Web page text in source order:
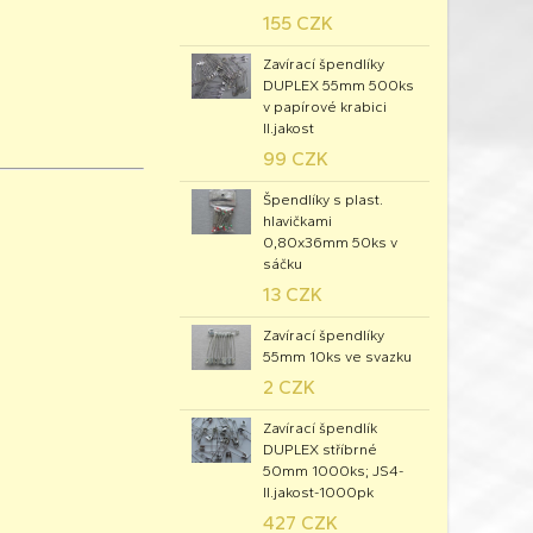
155 CZK
Zavírací špendlíky
DUPLEX 55mm 500ks
v papírové krabici
II.jakost
99 CZK
Špendlíky s plast.
hlavičkami
0,80x36mm 50ks v
sáčku
13 CZK
Zavírací špendlíky
55mm 10ks ve svazku
2 CZK
Zavírací špendlík
DUPLEX stříbrné
50mm 1000ks; JS4-
II.jakost-1000pk
427 CZK